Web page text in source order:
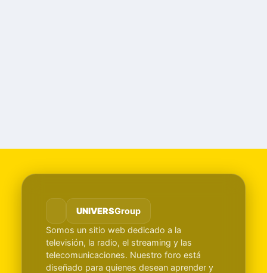
UNIVERSGroup
Somos un sitio web dedicado a la
televisión, la radio, el streaming y las
telecomunicaciones. Nuestro foro está
diseñado para quienes desean aprender y